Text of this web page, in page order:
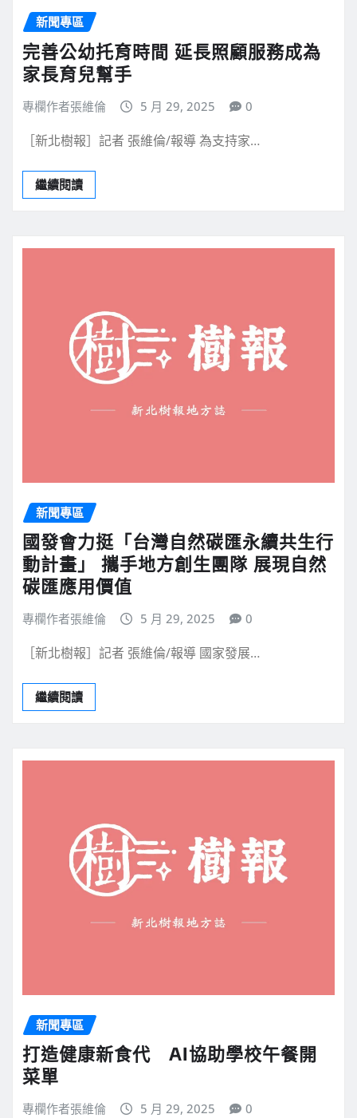
新聞專區
完善公幼托育時間 延長照顧服務成為
家長育兒幫手
專欄作者張維倫 5 月 29, 2025 0
［新北樹報］記者 張維倫/報導 為支持家…
繼續閱讀
新聞專區
國發會力挺「台灣自然碳匯永續共生行
動計畫」 攜手地方創生團隊 展現自然
碳匯應用價值
專欄作者張維倫 5 月 29, 2025 0
［新北樹報］記者 張維倫/報導 國家發展…
繼續閱讀
新聞專區
打造健康新食代 AI協助學校午餐開
菜單
專欄作者張維倫 5 月 29, 2025 0